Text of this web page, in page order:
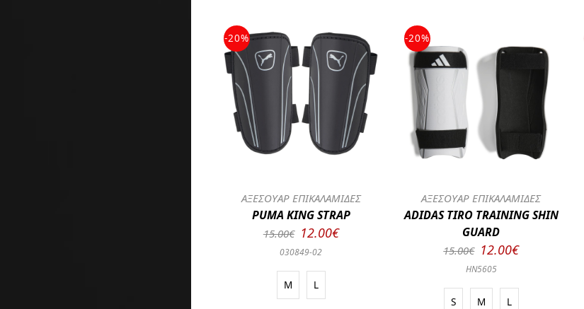
-20%
ΑΞΕΣΟΥΑΡ ΕΠΙΚΑΛΑΜΙΔΕΣ
PUMA KING STRAP
15.00€ 12.00€
030849-02
M L
-20%
ΑΞΕΣΟΥΑΡ ΕΠΙΚΑΛΑΜΙΔΕΣ
ADIDAS TIRO TRAINING SHIN
GUARD
15.00€ 12.00€
HN5605
S M L